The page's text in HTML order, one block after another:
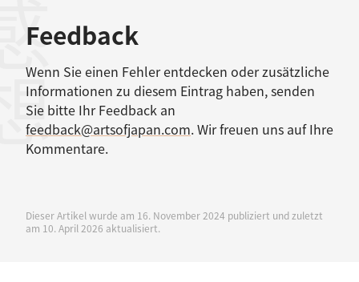
Feedback
Wenn Sie einen Fehler entdecken oder zusätzliche
Informationen zu diesem Eintrag haben, senden
Sie bitte Ihr Feedback an
feedback@artsofjapan.com. Wir freuen uns auf Ihre
Kommentare.
Dieser Artikel wurde am 16. November 2024 publiziert und zuletzt
am 10. April 2026 aktualisiert.